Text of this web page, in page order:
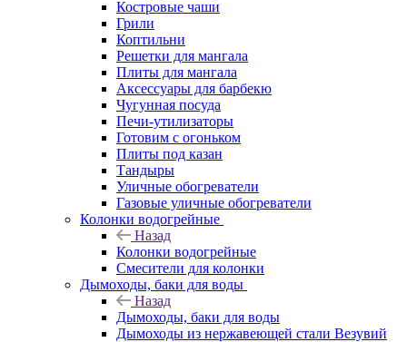
Костровые чаши
Грили
Коптильни
Решетки для мангала
Плиты для мангала
Аксессуары для барбекю
Чугунная посуда
Печи-утилизаторы
Готовим с огоньком
Плиты под казан
Тандыры
Уличные обогреватели
Газовые уличные обогреватели
Колонки водогрейные
Назад
Колонки водогрейные
Смесители для колонки
Дымоходы, баки для воды
Назад
Дымоходы, баки для воды
Дымоходы из нержавеющей стали Везувий